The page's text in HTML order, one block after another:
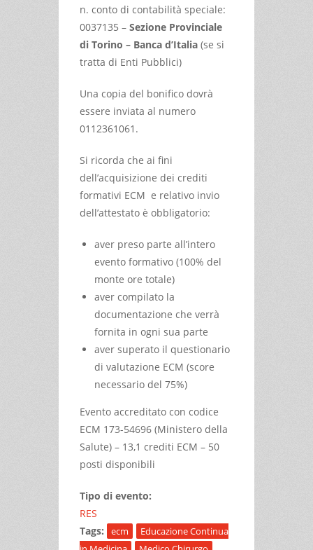
n. conto di contabilità speciale:
0037135 – Sezione Provinciale
di Torino – Banca d’Italia (se si
tratta di Enti Pubblici)
Una copia del bonifico dovrà
essere inviata al numero
0112361061.
Si ricorda che ai fini
dell’acquisizione dei crediti
formativi ECM e relativo invio
dell’attestato è obbligatorio:
aver preso parte all’intero
evento formativo (100% del
monte ore totale)
aver compilato la
documentazione che verrà
fornita in ogni sua parte
aver superato il questionario
di valutazione ECM (score
necessario del 75%)
Evento accreditato con codice
ECM 173-54696 (Ministero della
Salute) – 13,1 crediti ECM – 50
posti disponibili
Tipo di evento:
RES
Tags:
ecm
Educazione Continua